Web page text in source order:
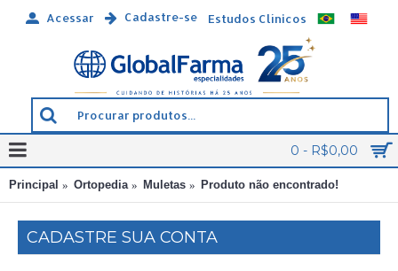
Acessar Cadastre-se Estudos Clínicos
0 - R$0,00
Principal Ortopedia Muletas Produto não encontrado!
CADASTRE SUA CONTA